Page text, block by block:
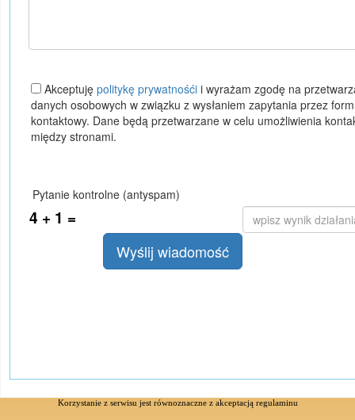
Korzystanie z serwisu jest równoznaczne z akceptacją regulaminu